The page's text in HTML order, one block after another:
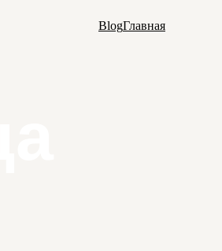
BlogГлавная